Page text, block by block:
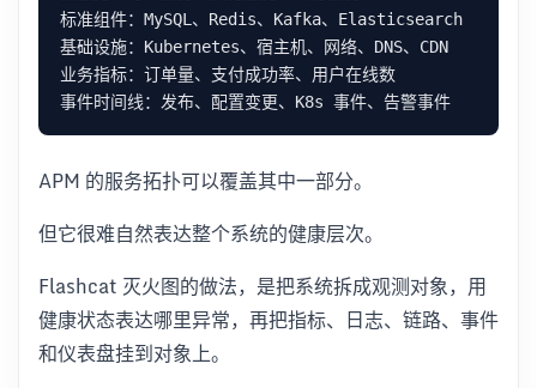
APM 的服务拓扑可以覆盖其中一部分。
但它很难自然表达整个系统的健康层次。
Flashcat 灭火图的做法，是把系统拆成观测对象，用
健康状态表达哪里异常，再把指标、日志、链路、事件
和仪表盘挂到对象上。